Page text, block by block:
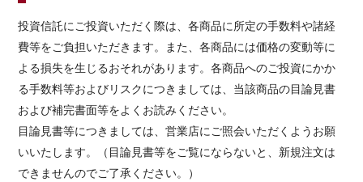
投資信託にご投資いただく際は、各商品に所定の手数料や諸経
費等をご負担いただきます。また、各商品には価格の変動等に
よる損失を生じるおそれがあります。各商品へのご投資にかか
る手数料等およびリスクにつきましては、当該商品の目論見書
および補完書面等をよくお読みください。
目論見書等につきましては、営業店にご照会いただくようお願
いいたします。（目論見書等をご覧にならないと、新規注文は
できませんのでご了承ください。）